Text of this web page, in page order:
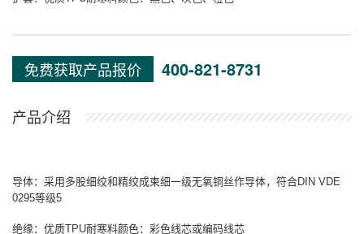
免费获取产品报价 400-821-8731
产品介绍
导体：采用多股细绞和精绞成束细一级无氧铜丝作导体，符合DIN VDE
0295等级5
绝缘：优质TPU耐寒料颜色：彩色线芯或编码线芯